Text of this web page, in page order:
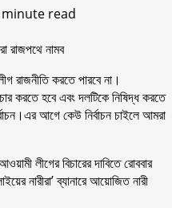
minute read
রাজনীতি করতে পারবে না।
করতে হবে এবং দলটিকে নিষিদ্ধ করতে
আগে কেউ নির্বাচন চাইলে আমরা
লীগের বিচারের দাবিতে রোববার
নারীরা’ ব্যানারে আয়োজিত নারী